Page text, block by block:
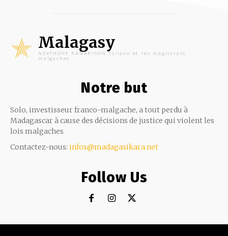
Malagasy
NEXTHOPE RANARISON Tsilavo et les magistrats
malgaches
Notre but
Solo, investisseur franco-malgache, a tout perdu à
Madagascar à cause des décisions de justice qui violent les
lois malgaches
Contactez-nous: infos@madagasikara.net
Follow Us